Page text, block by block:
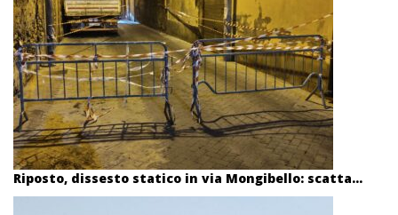
Riposto, dissesto statico in via Mongibello: scatta...